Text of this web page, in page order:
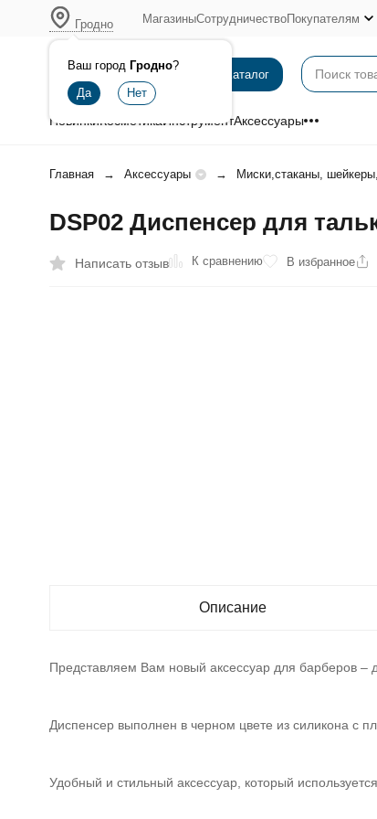
Гродно
Ваш город Гродно?
МагазиныСотрудничествоПокупателям
Каталог
НовинкиКосметикаИнструментАксессуары
Главная Аксессуары Миски,стаканы,
DSP02 Диспенсер для
Написать отзыв К сравнению В избранное
Описание
Представляем Вам новый аксессуар для барберов –
Диспенсер выполнен в черном цвете из силикона с
Удобный и стильный аксессуар, который